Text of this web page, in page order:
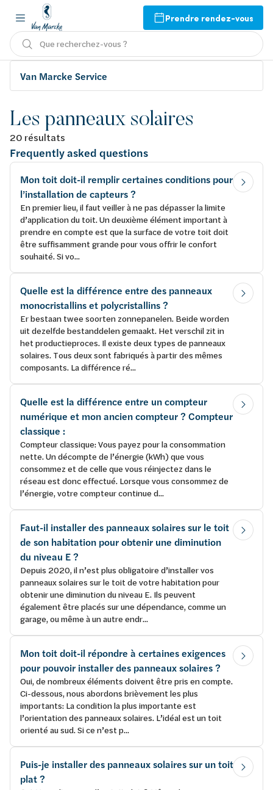
Prendre rendez-vous
Que recherchez-vous ?
Van Marcke Service
Les panneaux solaires
20 résultats
Frequently asked questions
Mon toit doit-il remplir certaines conditions pour
l’installation de capteurs ?
En premier lieu, il faut veiller à ne pas dépasser la limite
d’application du toit. Un deuxième élément important à
prendre en compte est que la surface de votre toit doit
être suffisamment grande pour vous offrir le confort
souhaité. Si vo...
Quelle est la différence entre des panneaux
monocristallins et polycristallins ?
Er bestaan twee soorten zonnepanelen. Beide worden
uit dezelfde bestanddelen gemaakt. Het verschil zit in
het productieproces. Il existe deux types de panneaux
solaires. Tous deux sont fabriqués à partir des mêmes
composants. La différence ré...
Quelle est la différence entre un compteur
numérique et mon ancien compteur ? Compteur
classique :
Compteur classique: Vous payez pour la consommation
nette. Un décompte de l’énergie (kWh) que vous
consommez et de celle que vous réinjectez dans le
réseau est donc effectué. Lorsque vous consommez de
l’énergie, votre compteur continue d...
Faut-il installer des panneaux solaires sur le toit
de son habitation pour obtenir une diminution
du niveau E ?
Depuis 2020, il n’est plus obligatoire d’installer vos
panneaux solaires sur le toit de votre habitation pour
obtenir une diminution du niveau E. Ils peuvent
également être placés sur une dépendance, comme un
garage, ou même à un autre endr...
Mon toit doit-il répondre à certaines exigences
pour pouvoir installer des panneaux solaires ?
Oui, de nombreux éléments doivent être pris en compte.
Ci-dessous, nous abordons brièvement les plus
importants: La condition la plus importante est
l’orientation des panneaux solaires. L’idéal est un toit
orienté au sud. Si ce n’est p...
Puis-je installer des panneaux solaires sur un toit
plat ?